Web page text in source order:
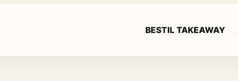
BESTIL TAKEAWAY